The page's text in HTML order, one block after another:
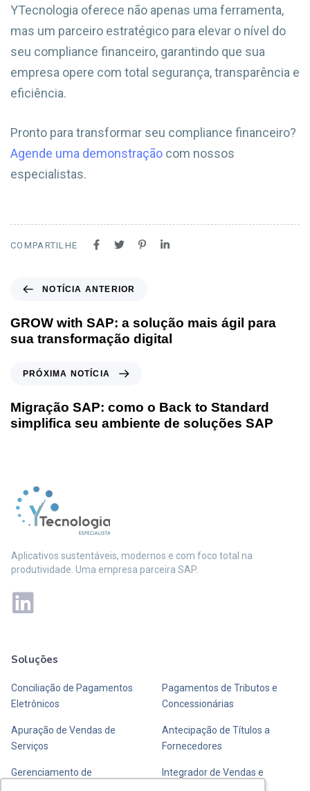
YTecnologia oferece não apenas uma ferramenta,
mas um parceiro estratégico para elevar o nível do
seu compliance financeiro, garantindo que sua
empresa opere com total segurança, transparência e
eficiência.
Pronto para transformar seu compliance financeiro?
Agende uma demonstração com nossos
especialistas.
COMPARTILHE
NOTÍCIA ANTERIOR
GROW with SAP: a solução mais ágil para
sua transformação digital
PRÓXIMA NOTÍCIA
Migração SAP: como o Back to Standard
simplifica seu ambiente de soluções SAP
Aplicativos sustentáveis, modernos e com foco total na
produtividade. Uma empresa parceira SAP.
Soluções
Conciliação de Pagamentos
Eletrônicos
Apuração de Vendas de
Serviços
Gerenciamento de
Pagamentos de Tributos e
Concessionárias
Antecipação de Títulos a
Fornecedores
Integrador de Vendas e